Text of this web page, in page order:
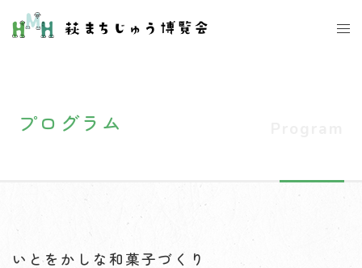
ン
ト
プログラム
いとをかしな和菓子づくり